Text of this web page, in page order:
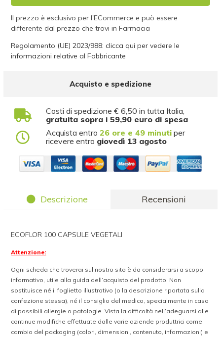
Il prezzo è esclusivo per l'ECommerce e può essere
differente dal prezzo che trovi in Farmacia
Regolamento (UE) 2023/988: clicca qui per vedere le
informazioni relative al Fabbricante
Acquisto e spedizione
Costi di spedizione € 6,50 in tutta Italia,
gratuita sopra i 59,90 euro di spesa
Acquista entro26 ore e 49 minuti per
ricevere entro giovedì 13 agosto
Descrizione Recensioni
ECOFLOR 100 CAPSULE VEGETALI
Attenzione:
Ogni scheda che troverai sul nostro sito è da considerarsi a scopo
informativo, utile alla guida dell’acquisto del prodotto. Non
sostituisce né il foglietto illustrativo (o la descrizione riportata sulla
confezione stessa), né il consiglio del medico, specialmente in caso
di possibili allergie o patologie. Vista la difficoltà nell’adeguarsi alle
continue modifiche effettuate dalle varie aziende produttrici come
cambio del packaging (colori, dimensioni, contenuto, informazioni) e